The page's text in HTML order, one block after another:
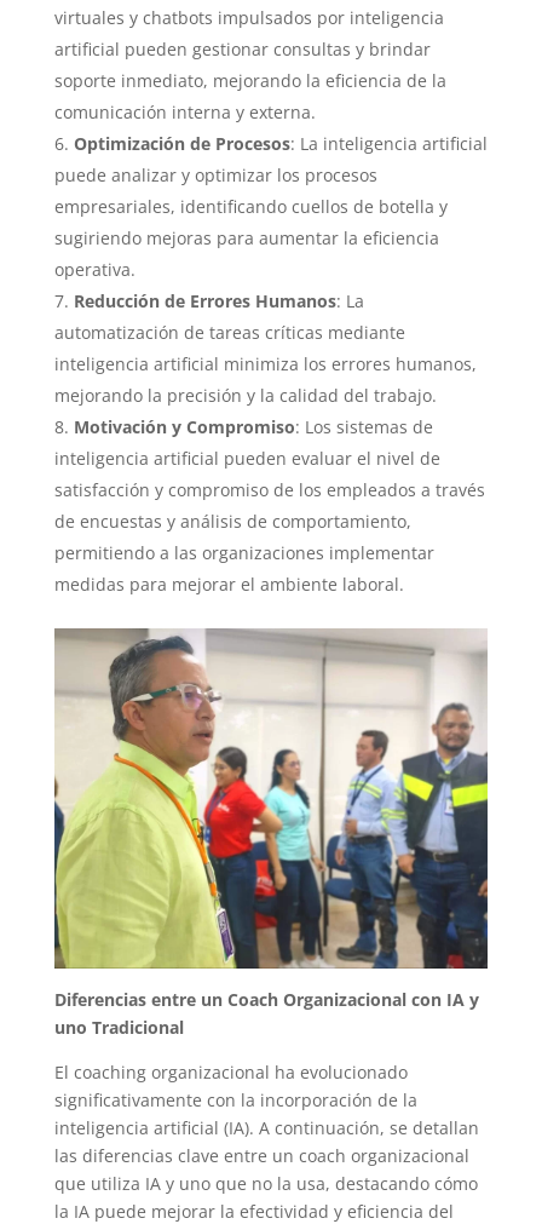
virtuales y chatbots impulsados por inteligencia
artificial pueden gestionar consultas y brindar
soporte inmediato, mejorando la eficiencia de la
comunicación interna y externa.
Optimización de Procesos: La inteligencia artificial
puede analizar y optimizar los procesos
empresariales, identificando cuellos de botella y
sugiriendo mejoras para aumentar la eficiencia
operativa.
Reducción de Errores Humanos: La
automatización de tareas críticas mediante
inteligencia artificial minimiza los errores humanos,
mejorando la precisión y la calidad del trabajo.
Motivación y Compromiso: Los sistemas de
inteligencia artificial pueden evaluar el nivel de
satisfacción y compromiso de los empleados a través
de encuestas y análisis de comportamiento,
permitiendo a las organizaciones implementar
medidas para mejorar el ambiente laboral.
Diferencias entre un Coach Organizacional con IA y
uno Tradicional
El coaching organizacional ha evolucionado
significativamente con la incorporación de la
inteligencia artificial (IA). A continuación, se detallan
las diferencias clave entre un coach organizacional
que utiliza IA y uno que no la usa, destacando cómo
la IA puede mejorar la efectividad y eficiencia del